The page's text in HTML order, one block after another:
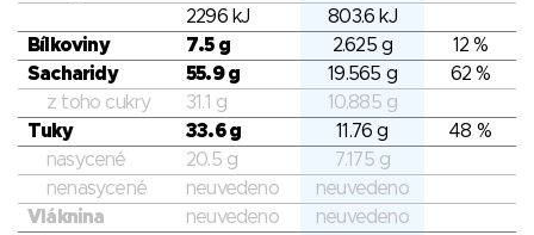
2296 kJ
803.6 kJ
Bílkoviny
7.5 g 2.625 g
12 %
Sacharidy
55.9 g 19.565 g
62 %
z toho cukry
31.1 g
10.885 g
Tuky
33.6 g 11.76 g
48 %
nasycené
20.5 g
7.175 g
nenasycené
neuvedeno
neuvedeno
Vláknina
neuvedeno
neuvedeno